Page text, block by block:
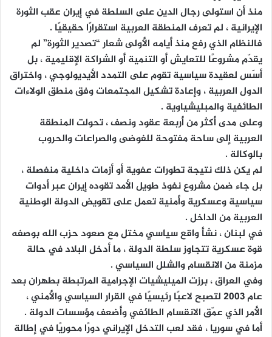
منذ أن استولى رجال الدين على السلطة في إيران عقب الثورة
الإيرانية ، لم تعرف المنطقة العربية استقرارًا حقيقيًا .
فالنظام الذي رفع منذ أيامه الأولى شعار “تصدير الثورة” لم
يقدّم مشروعًا للتعايش أو التنمية أو الشراكة الإقليمية ، بل
أسّس لعقيدة سياسية تقوم على التمدد الأيديولوجي ، واختراق
الدول العربية ، وإعادة تشكيل المجتمعات وفق منطق الولاءات
الطائفية والمبليشياوية .
وعلى مدى أكثر من أربعة عقود ونصف ، تحولت المنطقة
العربية إلى ساحة مفتوحة للفوضى والصراعات والحروب
بالوكالة .
لم يكن ذلك نتيجة تطورات عفوية أو أزمات داخلية منفصلة ،
بل جاء ضمن مشروع نفوذ طويل الأمد تقوده إيران عبر أدوات
سياسية وعسكرية وأمنية تعمل على تقويض الدولة الوطنية
العربية من الداخل .
في لبنان ، نشأ واقع سياسي مختل مع صعود حزب الله بوصفه
قوة عسكرية تتجاوز سلطة الدولة ، ما أدخل البلاد في حالة
مزمنة من الانقسام والشلل السياسي .
وفي العراق ، برزت الميليشيات الإجرامية المرتبطة بطهران بعد
عام 2003 لتصبح لاعبًا رئيسيًا في القرار السياسي والأمني ،
الأمر الذي عمّق الانقسام الطائفي وأضعف مؤسسات الدولة .
أما في سوريا ، فقد لعب التدخل الإيراني دورًا محوريًا في إطالة